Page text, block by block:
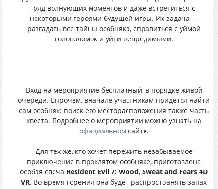
ряд волнующих моментов и даже встретиться с
некоторыми героями будущей игры. Их задача —
разгадать все тайны особняка, справиться с уймой
головоломок и уйти невредимыми.
Вход на мероприятие бесплатный, в порядке живой
очереди. Впрочем, вначале участникам придется найти
сам особняк: поиск его месторасположения также часть
квеста. Подробнее о мероприятии можно узнать на
официальном сайте.
Для тех же, кто хочет пережить незабываемое
приключение в проклятом особняке, приготовлена
особая свеча Resident Evil 7: Wood, Sweat and Fears 4D
VR. Во время горения она будет распространять запах